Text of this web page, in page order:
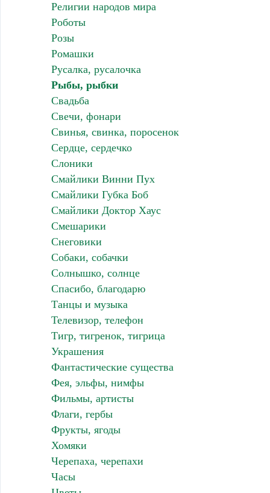
Религии народов мира
Роботы
Розы
Ромашки
Русалка, русалочка
Рыбы, рыбки
Свадьба
Свечи, фонари
Свинья, свинка, поросенок
Сердце, сердечко
Слоники
Смайлики Винни Пух
Смайлики Губка Боб
Смайлики Доктор Хаус
Смешарики
Снеговики
Собаки, собачки
Солнышко, солнце
Спасибо, благодарю
Танцы и музыка
Телевизор, телефон
Тигр, тигренок, тигрица
Украшения
Фантастические существа
Фея, эльфы, нимфы
Фильмы, артисты
Флаги, гербы
Фрукты, ягоды
Хомяки
Черепаха, черепахи
Часы